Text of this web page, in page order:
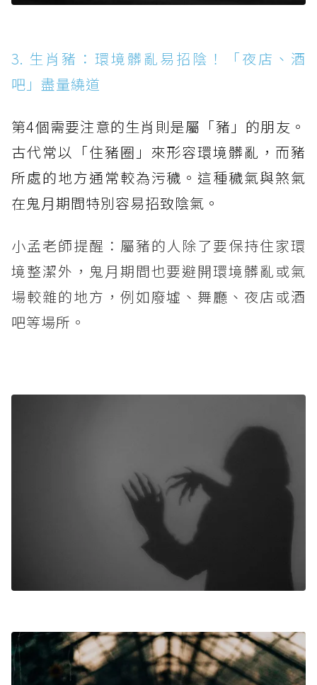
3. 生肖豬：環境髒亂易招陰！「夜店、酒
吧」盡量繞道
第4個需要注意的生肖則是屬「豬」的朋友。
古代常以「住豬圈」來形容環境髒亂，而豬
所處的地方通常較為污穢。這種穢氣與煞氣
在鬼月期間特別容易招致陰氣。
小孟老師提醒：屬豬的人除了要保持住家環
境整潔外，鬼月期間也要避開環境髒亂或氣
場較雜的地方，例如廢墟、舞廳、夜店或酒
吧等場所。